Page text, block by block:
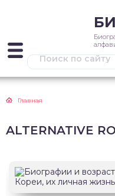
Главная
ALTERNATIVE